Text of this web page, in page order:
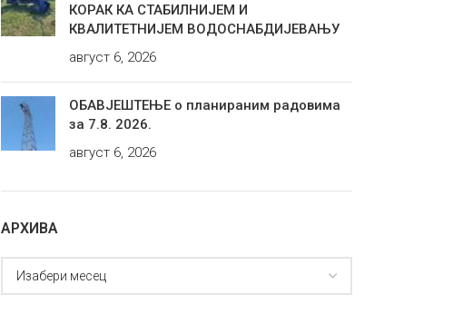
КОРАК КА СТАБИЛНИЈЕМ И
КВАЛИТЕТНИЈЕМ ВОДОСНАБДИЈЕВАЊУ
август 6, 2026
ОБАВЈЕШТЕЊЕ о планираним радовима
за 7.8. 2026.
август 6, 2026
АРХИВА